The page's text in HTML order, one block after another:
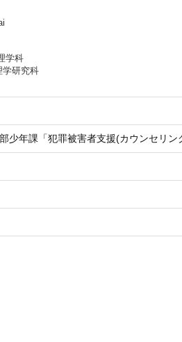
学科
研究科
少年課「犯罪被害者支援(カウンセリ